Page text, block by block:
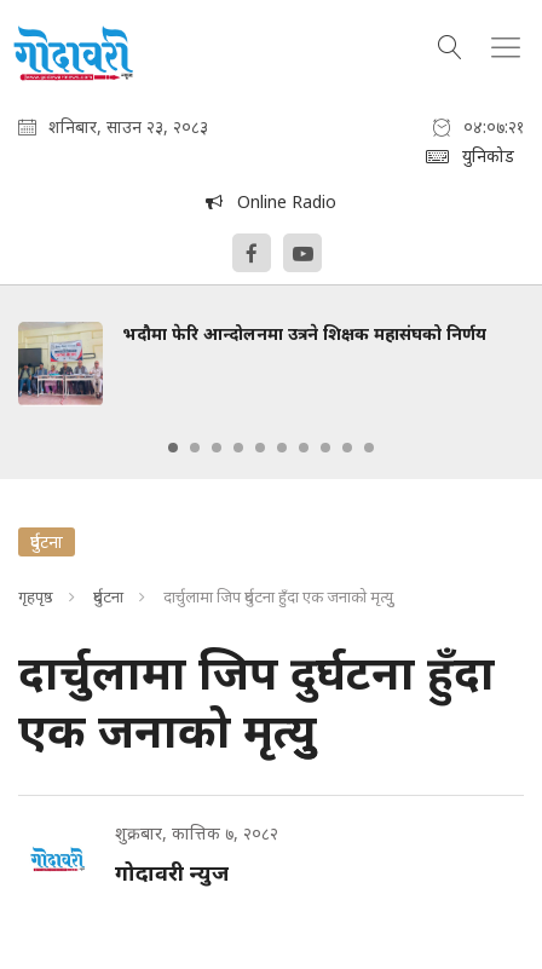
शनिबार, साउन २३, २०८३
०४:०७:२२
युनिकोड
Online Radio
भदौमा फेरि आन्दोलनमा उत्रने शिक्षक महासंघको निर्णय
दुर्घटना
गृहपृष्ठ दुर्घटना दार्चुलामा जिप दुर्घटना हुँदा एक जनाको मृत्युु
दार्चुलामा जिप दुर्घटना हुँदा
एक जनाको मृत्युु
शुक्रबार, कात्तिक ७, २०८२
गोदावरी न्युज